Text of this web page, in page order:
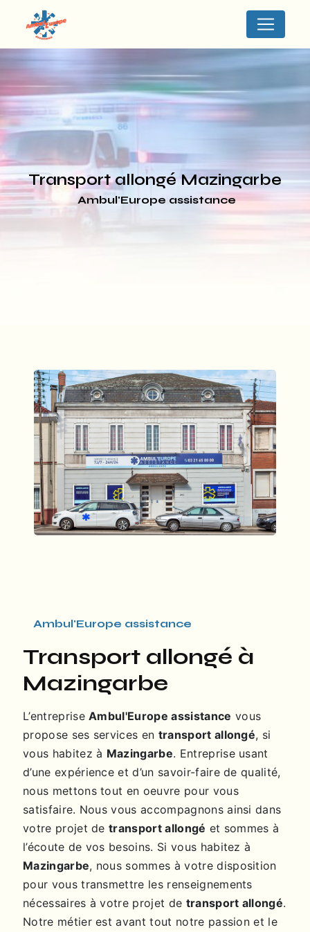
transport allongé Mazingarbe
Ambul'Europe assistance
Ambul'Europe assistance
transport allongé à
Mazingarbe
L’entrepriseAmbul'Europe assistance vous
propose ses services en transport allongé, si
vous habitez à Mazingarbe. Entreprise usant
d’une expérience et d’un savoir-faire de qualité,
nous mettons tout en oeuvre pour vous
satisfaire. Nous vous accompagnons ainsi dans
votre projet detransport allongé et sommes à
l’écoute de vos besoins. Si vous habitez à
Mazingarbe, nous sommes à votre disposition
pour vous transmettre les renseignements
nécessaires à votre projet de transport allongé.
Notre métier est avant tout notre passion et le
Panneau de gestion des cookies